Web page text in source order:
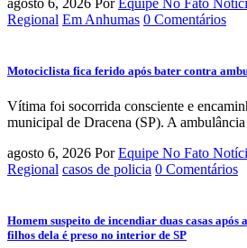
Regional Em Anhumas 0 Comentários
Motociclista fica ferido após bater contra
Vítima foi socorrida consciente e
municipal de Dracena (SP). A ambulância
agosto 6, 2026 Por Equipe No Fato
Regional casos de policia 0 Comentários
Homem suspeito de incendiar duas casas
filhos dela é preso no interior de SP